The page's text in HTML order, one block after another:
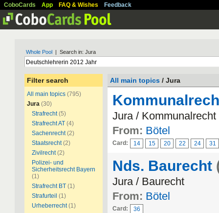
CoboCards App FAQ & Wishes Feedback
Whole Pool | Search in: Jura
Filter search
All main topics (795)
Jura (30)
Strafrecht (5)
Strafrecht AT (4)
Sachenrecht (2)
Staatsrecht (2)
Zivilrecht (2)
Polizei- und
Sicherheitsrecht Bayern
(1)
Strafrecht BT (1)
Strafurteil (1)
Urheberrecht (1)
All main topics / Jura
Jura / Kommunalrecht
From: Bötel
Card: 14 15 20 22 24 31
Nds. Baurecht
Jura / Baurecht
From: Bötel
Card: 36